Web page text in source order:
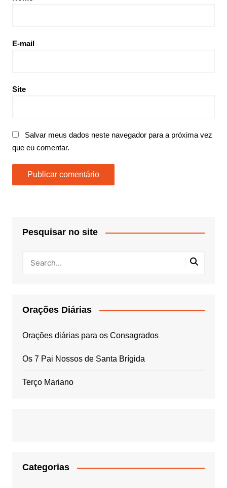
E-mail
Site
Salvar meus dados neste navegador para a próxima vez
que eu comentar.
Pesquisar no site
Orações Diárias
Orações diárias para os Consagrados
Os 7 Pai Nossos de Santa Brígida
Terço Mariano
Categorias